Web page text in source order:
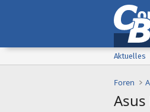
Aktuelles
Foren